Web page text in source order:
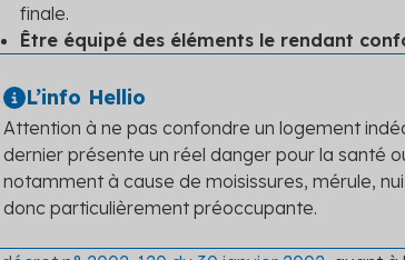
finale.
Être équipé des éléments le rendant
L’info Hellio
Attention à ne pas confondre un logement
dernier présente un réel danger pour la santé
notamment à cause de moisissures, mérule,
donc particulièrement préoccupante.